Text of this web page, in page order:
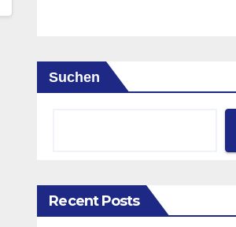
Suchen
Recent Posts